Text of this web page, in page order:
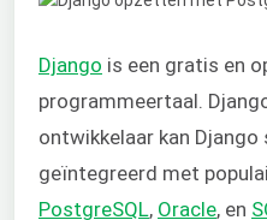
Django is een gratis en
programmeertaal.
ontwikkelaar kan
geïntegreerd met
PostgreSQL, Oracle, en